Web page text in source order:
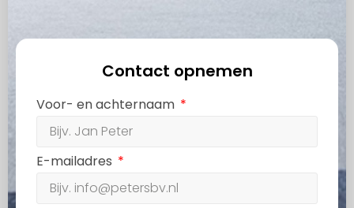
Contact opnemen
Voor- en achternaam
E-mailadres